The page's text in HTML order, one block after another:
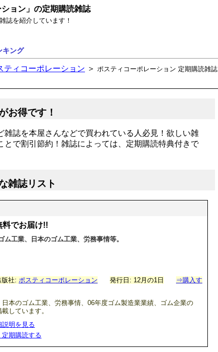
ション」の定期購読雑誌
誌を紹介しています！
キング
ティコーポレーション ＞ ポスティコーポレーション 定期購読雑誌
お得です！
雑誌を本屋さんなどで買われている人必見！欲しい雑
とで割引節約！雑誌によっては、定期購読特典付きで
雑誌リスト
料でお届け!!
ム工業、日本のゴム工業、労務事情等。
版社: ポスティコーポレーション 発行日: 12月の1日
⇒購入す
本のゴム工業、労務事情、06年度ゴム製造業業績、ゴム企業の
しています。
明を見る
期購読する